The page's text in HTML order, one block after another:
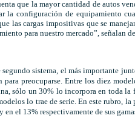
que la mayor cantidad de autos
la configuración de equipamiento
las cargas impositivas que se
para nuestro mercado”, señalan
segundo sistema, el más importante
para preocuparse. Entre los diez
sólo un 30% lo incorpora en toda
lo trae de serie. En este rubro,
en el 13% respectivamente de sus